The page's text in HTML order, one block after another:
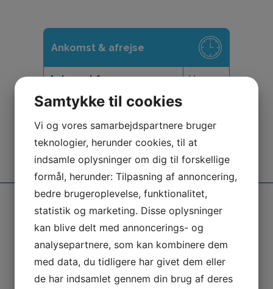
Ankomst & afrejse
Ankomst fra kl. 15:00
Afrejse senest
Afrejse ved slutrengøring kl. 10:00
Mere end 1.000
Positive anmeldelser
Mange aktiviteter
For børn
Samtykke til cookies
Vi og vores samarbejdspartnere bruger
teknologier, herunder cookies, til at
indsamle oplysninger om dig til forskellige
formål, herunder: Tilpasning af annoncering,
bedre brugeroplevelse, funktionalitet,
statistik og marketing. Disse oplysninger
kan blive delt med annoncerings- og
analysepartnere, som kan kombinere dem
med data, du tidligere har givet dem eller
de har indsamlet gennem din brug af deres